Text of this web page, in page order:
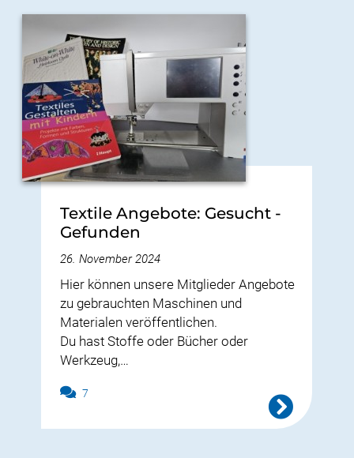
Textile Angebote: Gesucht -
Gefunden
26. November 2024
Hier können unsere Mitglieder Angebote
zu gebrauchten Maschinen und
Materialen veröffentlichen.
Du hast Stoffe oder Bücher oder
Werkzeug,…
7